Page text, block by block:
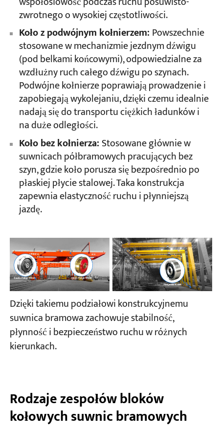
zwrotnego o wysokiej częstotliwości.
Koło z podwójnym kołnierzem: Powszechnie
stosowane w mechanizmie jezdnym dźwigu
(pod belkami końcowymi), odpowiedzialne za
wzdłużny ruch całego dźwigu po szynach.
Podwójne kołnierze poprawiają prowadzenie i
zapobiegają wykolejaniu, dzięki czemu idealnie
nadają się do transportu ciężkich ładunków i
na duże odległości.
Koło bez kołnierza: Stosowane głównie w
suwnicach półbramowych pracujących bez
szyn, gdzie koło porusza się bezpośrednio po
płaskiej płycie stalowej. Taka konstrukcja
zapewnia elastyczność ruchu i płynniejszą
jazdę.
Dzięki takiemu podziałowi konstrukcyjnemu
suwnica bramowa zachowuje stabilność,
płynność i bezpieczeństwo ruchu w różnych
kierunkach.
Rodzaje zespołów bloków
kołowych suwnic bramowych